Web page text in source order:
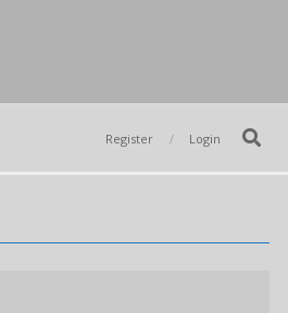
Register Login Search